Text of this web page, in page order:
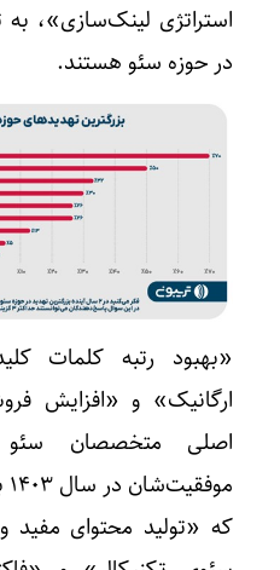
استراتژی لینک‌سازی»،
در حوزه سئو هستند.
«بهبود رتبه کلمات
ارگانیک» و «افزایش
اصلی متخصصان
که «تولید محتوای مفید